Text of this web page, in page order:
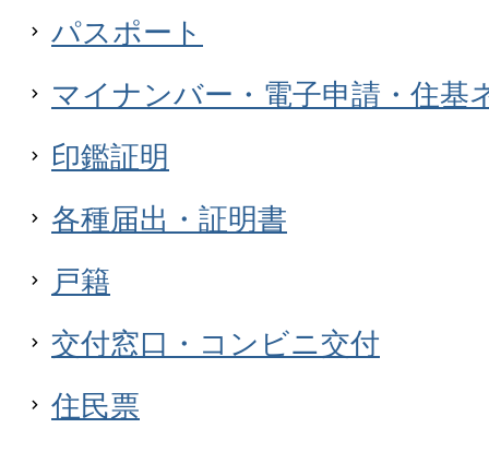
パスポート
マイナンバー・電子申請・住基
印鑑証明
各種届出・証明書
戸籍
交付窓口・コンビニ交付
住民票